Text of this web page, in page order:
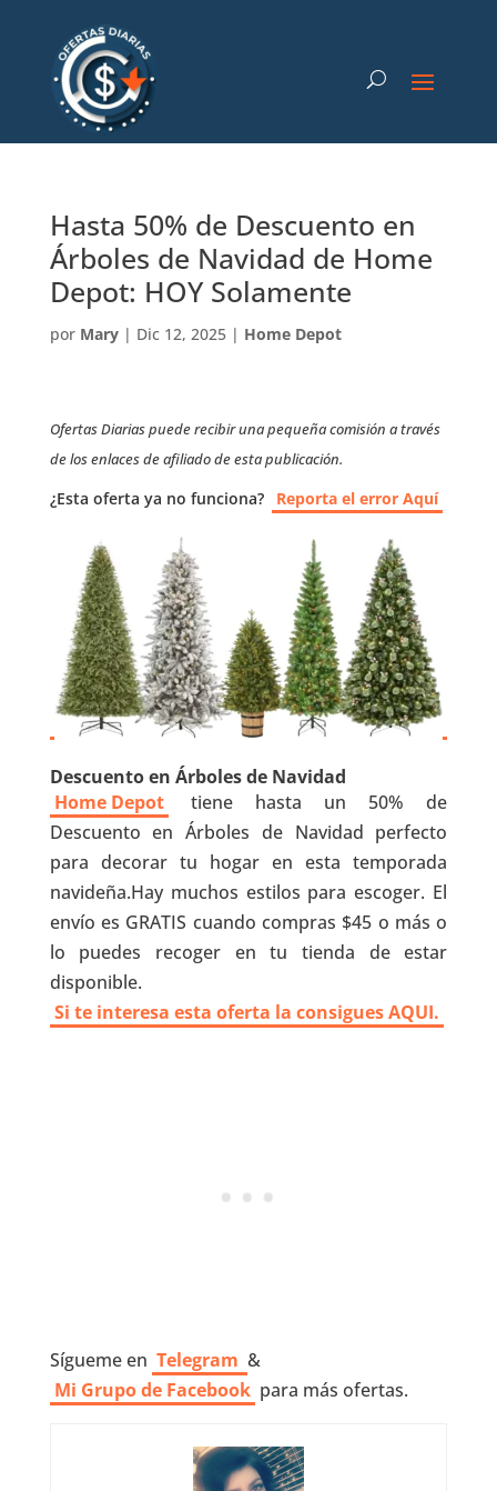
Hasta 50% de Descuento en
Árboles de Navidad de Home
Depot: HOY Solamente
por Mary| Dic 12, 2025| Home Depot
Ofertas Diarias puede recibir una pequeña comisión a través
de los enlaces de afiliado de esta publicación.
¿Esta oferta ya no funciona? Reporta el error Aquí
Descuento en Árboles de Navidad
Home Depot
tiene hasta un 50% de
Descuento en Árboles de Navidad perfecto
para decorar tu hogar en esta temporada
navideña.Hay muchos estilos para escoger. El
envío es GRATIS cuando compras $45 o más o
lo puedes recoger en tu tienda de estar
disponible.
Si te interesa esta oferta la consigues AQUI.
Sígueme en Telegram &
Mi Grupo de Facebook para más ofertas.